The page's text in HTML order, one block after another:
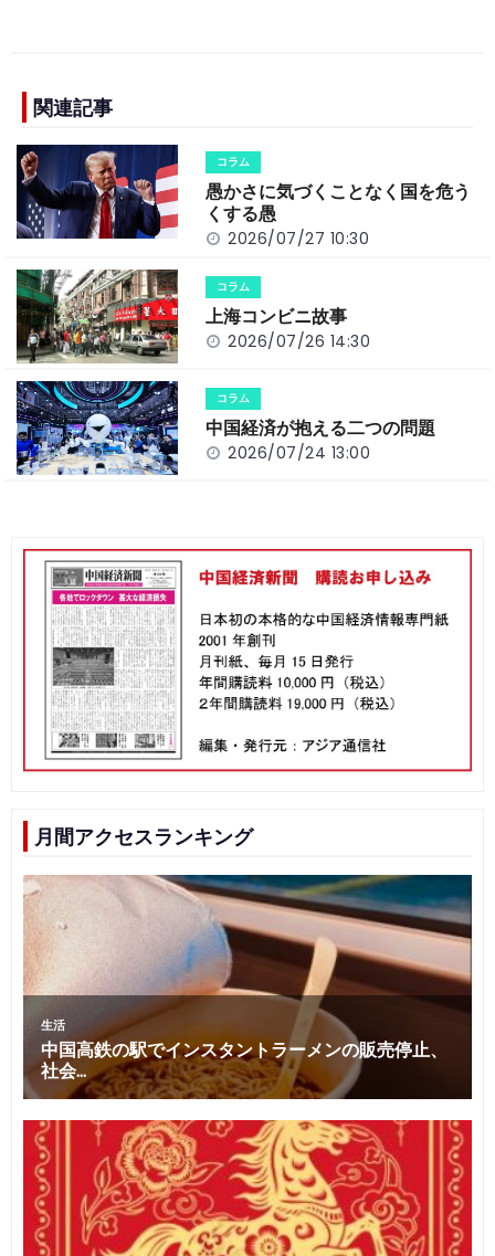
e
b
o
o
k
n
k
関連記事
コラム
愚かさに気づくことなく国を危う
くする愚
2026/07/27 10:30
コラム
上海コンビニ故事
2026/07/26 14:30
コラム
中国経済が抱える二つの問題
2026/07/24 13:00
月間アクセスランキング